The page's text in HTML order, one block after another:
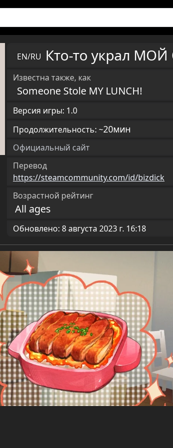
EN/RU Кто-то украл
Известна также, как
Someone Stole MY LUNCH!
Версия игры: 1.0
Продолжительность: ~20мин
Официальный сайт
Перевод
https://steamcommunity.com/id/bizdick
Возрастной рейтинг
All ages
Обновлено: 8 августа 2023 г. 16:18